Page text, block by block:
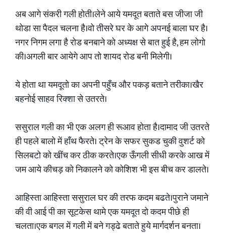
अब आगे संकरी गली होती।लेने आये यमदूत बताते बस जीजा जी
थोडा सा पैदल चलना है।वो तीसरे घर के आगे अपनई बाला घर है।
नगर निगम लगा है रोड बनबाने को अध्यक्ष से बात हुई है, हम लोगो
की।अगली बार आयेगे आप तो शायद रोड बनी मिलेगी।
ये होता था यमदूतो का अपनी पहुँच और पकड़ बताने तरीका।खैर
बहनोई साहव रिक्शा से उतरते।
ससुराल गली का भी एक अलग ही रूआव होता है।दामाद जी उतरते
ही पहले बालो में हाँथ फैरते। ट्रेन के सफर सुकड चुकी वुशर्ट को
सिलबटो को खींच कर ठीक करते।एक ऊँगली सीधी करके आख में
जम आये कीचड़ को निकालने को कोशिश भी इस बीच कर डालते।
आहिस्ता आहिस्ता ससुराल घर की तरफ कदम बढते।पुराने जमाने
की वी आई पी का सूटकेस थामे एक यमदूत दो कदम पीछे ही
चलता।एक बगल में गली में बने गड्ढे बताते हुये मार्गदर्शन बनता।